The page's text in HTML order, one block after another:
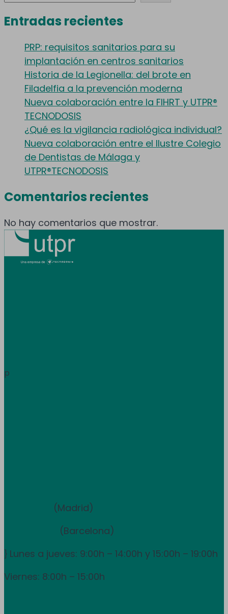
Entradas recientes
PRP: requisitos sanitarios para su
implantación en centros sanitarios
Historia de la Legionella: del brote en
Filadelfia a la prevención moderna
Nueva colaboración entre la FIHRT y UTPR®
TECNODOSIS
¿Qué es la vigilancia radiológica individual?
Nueva colaboración entre el Ilustre Colegio
de Dentistas de Málaga y
UTPR®TECNODOSIS
Comentarios recientes
No hay comentarios que mostrar.
p
(Madrid)
(Barcelona)
} Lunes a jueves: 9:00h – 14:00h y 15:00h – 19:00h
Viernes: 8:00h – 15:00h